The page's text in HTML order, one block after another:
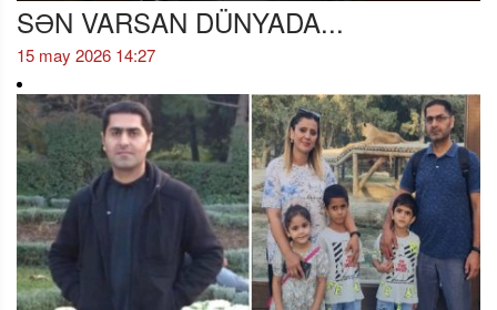
SƏN VARSAN DÜNYADA...
15 may 2026 14:27